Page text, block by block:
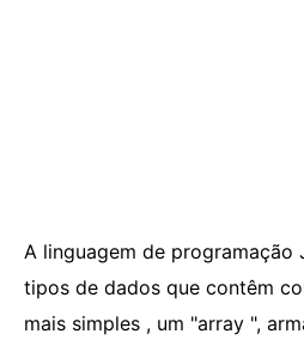
A linguagem de programação
tipos de dados que contêm
mais simples , um "array ",